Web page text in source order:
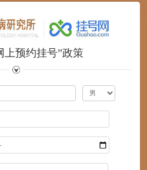
上预约挂号”政策